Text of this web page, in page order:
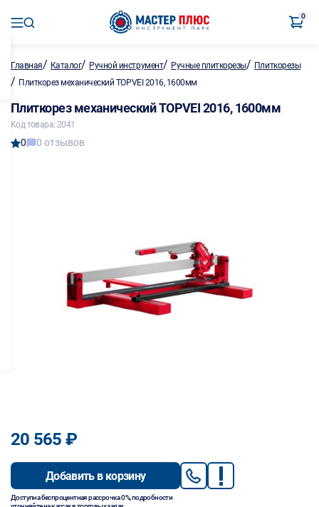
0
Главная/ Каталог/ Ручной инструмент/ Ручные плиткорезы/ Плиткорезы
/ Плиткорез механический TOPVEI 2016, 1600мм
Плиткорез механический TOPVEI 2016, 1600мм
Код товара: 2041
0 0 отзывов
20 565 ₽
Добавить в корзину
Доступна беспроцентная рассрочка 0%, подробности